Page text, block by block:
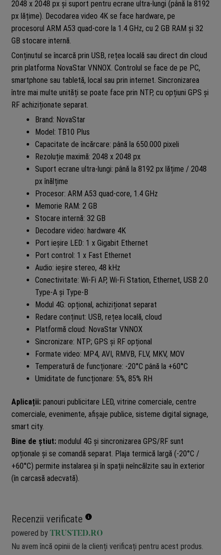
2048 x 2048 px și suport pentru ecrane ultra-lungi (până la 8192
px lățime). Decodarea video 4K se face hardware, pe
procesorul ARM A53 quad-core la 1.4 GHz, cu 2 GB RAM și 32
GB stocare internă.
Conținutul se încarcă prin USB, rețea locală sau direct din cloud
prin platforma NovaStar VNNOX. Controlul se face de pe PC,
smartphone sau tabletă, local sau prin internet. Sincronizarea
între mai multe unități se poate face prin NTP, cu opțiuni GPS și
RF achiziționate separat.
Brand: NovaStar
Model: TB10 Plus
Capacitate de încărcare: până la 650.000 pixeli
Rezoluție maximă: 2048 x 2048 px
Suport ecrane ultra-lungi: până la 8192 px lățime / 2048
px înălțime
Procesor: ARM A53 quad-core, 1.4 GHz
Memorie RAM: 2 GB
Stocare internă: 32 GB
Decodare video: hardware 4K
Port ieșire LED: 1 x Gigabit Ethernet
Port control: 1 x Fast Ethernet
Audio: ieșire stereo, 48 kHz
Conectivitate: Wi-Fi AP, Wi-Fi Station, Ethernet, USB 2.0
Type-A și Type-B
Modul 4G: opțional, achiziționat separat
Redare conținut: USB, rețea locală, cloud
Platformă cloud: NovaStar VNNOX
Sincronizare: NTP; GPS și RF opțional
Formate video: MP4, AVI, RMVB, FLV, MKV, MOV
Temperatură de funcționare: -20°C până la +60°C
Umiditate de funcționare: 5%, 85% RH
Aplicații:panouri publicitare LED, vitrine comerciale, centre
comerciale, evenimente, afișaje publice, sisteme digital signage,
smart city.
Bine de știut:modulul 4G și sincronizarea GPS/RF sunt
opționale și se comandă separat. Plaja termică largă (-20°C /
+60°C) permite instalarea și în spații neîncălzite sau în exterior
(în carcasă adecvată).
Recenzii verificate
powered by TRUSTED.RO
Nu avem încă opinii de la clienți verificați pentru acest produs.